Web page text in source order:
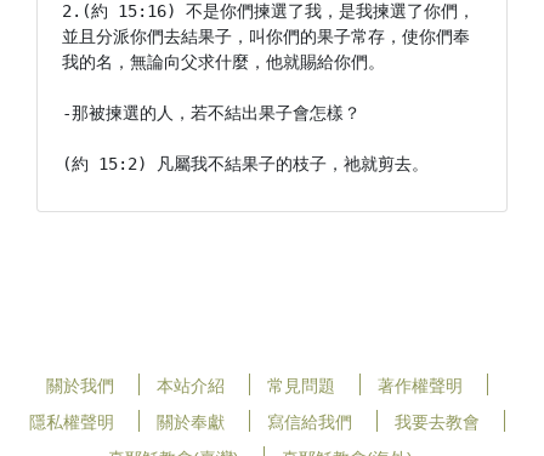
2.(約 15:16) 不是你們揀選了我，是我揀選了你們，
並且分派你們去結果子，叫你們的果子常存，使你們奉
我的名，無論向父求什麼，他就賜給你們。
-那被揀選的人，若不結出果子會怎樣？
(約 15:2) 凡屬我不結果子的枝子，祂就剪去。
關於我們 本站介紹 常見問題
著作權聲明
隱私權聲明
關於奉獻 寫信給我們
我要去教會